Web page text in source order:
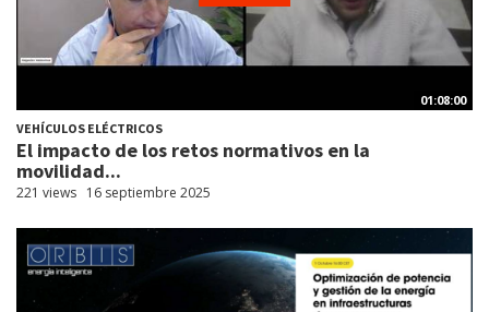
01:08:00
VEHÍCULOS ELÉCTRICOS
El impacto de los retos normativos en la
movilidad...
221 views 16 septiembre 2025